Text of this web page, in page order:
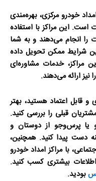
خودرو مرکزی، بهره‌مندی
است. این مراکز با استفاده
را انجام می‌دهند و به شما
شرایط ممکن تحویل داده
مراکز، خدمات مشاوره‌ای
نیز ارائه می‌دهند.
قابل اعتماد هستید، بهتر
قبلی را بررسی کنید.
یا پرس‌وجو از دوستان و
دست پیدا کنید. همچنین،
با مراکز امداد خودرو
بیشتری کسب کنید.
بودید.